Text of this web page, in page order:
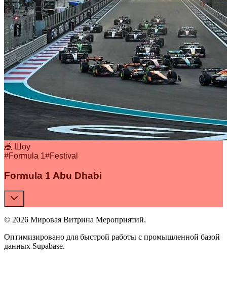
🎪 Шоу
#Formula 1#Festival
Formula 1 Abu Dhabi
© 2026 Мировая Витрина Мероприятий.
Оптимизировано для быстрой работы с промышленной базой
данных Supabase.